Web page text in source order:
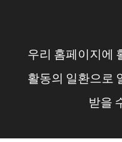
우리 홈페이지에
활동의 일환으로
받을